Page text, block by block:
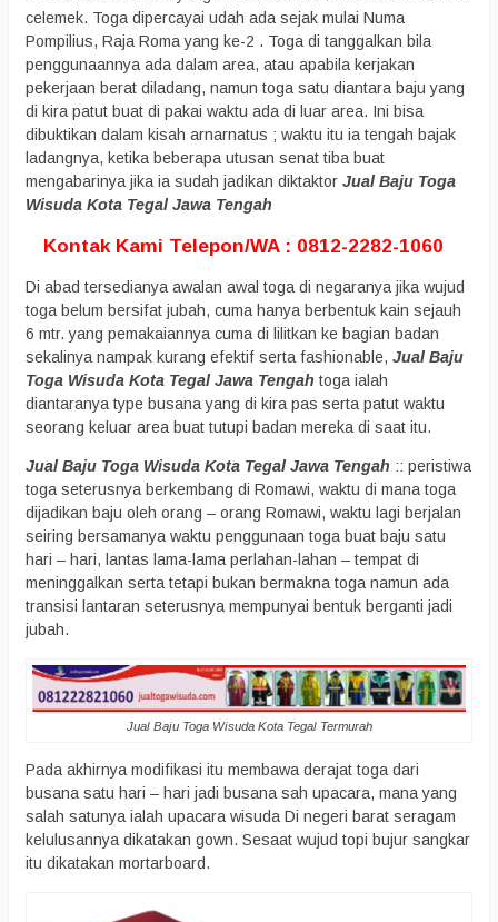
celemek. Toga dipercayai udah ada sejak mulai Numa
Pompilius, Raja Roma yang ke-2 . Toga di tanggalkan bila
penggunaannya ada dalam area, atau apabila kerjakan
pekerjaan berat diladang, namun toga satu diantara baju yang
di kira patut buat di pakai waktu ada di luar area. Ini bisa
dibuktikan dalam kisah arnarnatus ; waktu itu ia tengah bajak
ladangnya, ketika beberapa utusan senat tiba buat
mengabarinya jika ia sudah jadikan diktaktor Jual Baju Toga
Wisuda Kota Tegal Jawa Tengah
Kontak Kami Telepon/WA : 0812-2282-1060
Di abad tersedianya awalan awal toga di negaranya jika wujud
toga belum bersifat jubah, cuma hanya berbentuk kain sejauh
6 mtr. yang pemakaiannya cuma di lilitkan ke bagian badan
sekalinya nampak kurang efektif serta fashionable, Jual Baju
Toga Wisuda Kota Tegal Jawa Tengah toga ialah
diantaranya type busana yang di kira pas serta patut waktu
seorang keluar area buat tutupi badan mereka di saat itu.
Jual Baju Toga Wisuda Kota Tegal Jawa Tengah :: peristiwa
toga seterusnya berkembang di Romawi, waktu di mana toga
dijadikan baju oleh orang – orang Romawi, waktu lagi berjalan
seiring bersamanya waktu penggunaan toga buat baju satu
hari – hari, lantas lama-lama perlahan-lahan – tempat di
meninggalkan serta tetapi bukan bermakna toga namun ada
transisi lantaran seterusnya mempunyai bentuk berganti jadi
jubah.
Jual Baju Toga Wisuda Kota Tegal Termurah
Pada akhirnya modifikasi itu membawa derajat toga dari
busana satu hari – hari jadi busana sah upacara, mana yang
salah satunya ialah upacara wisuda Di negeri barat seragam
kelulusannya dikatakan gown. Sesaat wujud topi bujur sangkar
itu dikatakan mortarboard.